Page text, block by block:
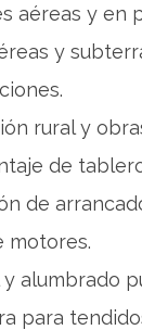
aéreas y en
y
rural y
de
de
motores.
alumbrado
para